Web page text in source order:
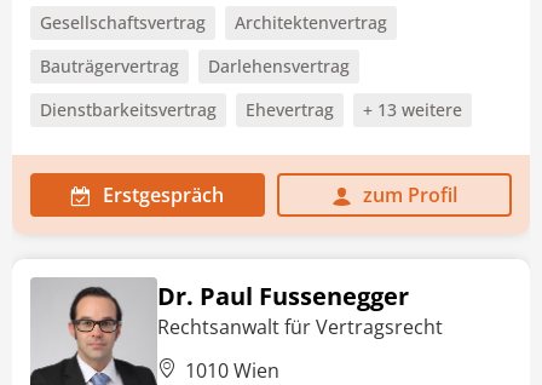
Gesellschaftsvertrag
Architektenvertrag
Bauträgervertrag
Darlehensvertrag
Dienstbarkeitsvertrag
Ehevertrag + 13 weitere
Erstgespräch zum Profil
Dr. Paul Fussenegger
Rechtsanwalt für Vertragsrecht
1010 Wien